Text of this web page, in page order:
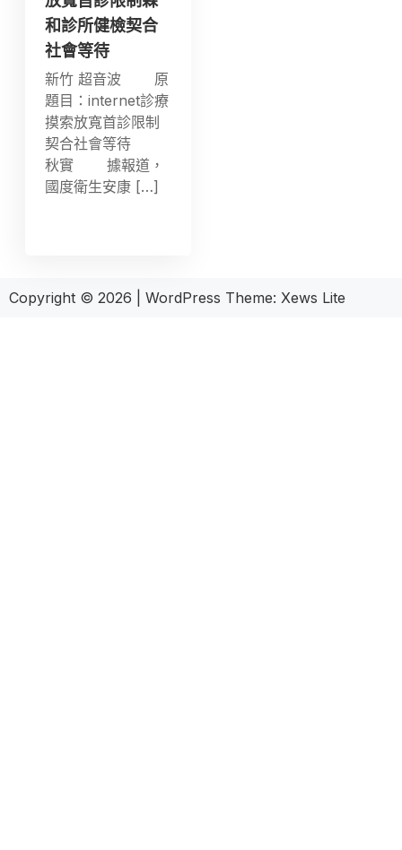
和診所健檢契合
社會等待
新竹 超音波 原
題目：internet診療
摸索放寬首診限制
契合社會等待
秋實 據報道，
國度衛生安康 […]
Copyright © 2026 WordPress Theme: Xews Lite